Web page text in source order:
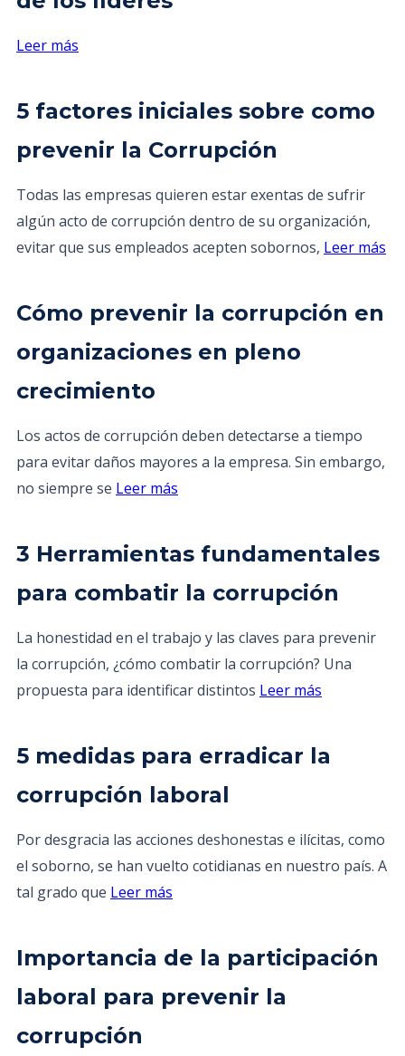
Leer más
5 factores iniciales sobre como
prevenir la Corrupción
Todas las empresas quieren estar exentas de sufrir
algún acto de corrupción dentro de su organización,
evitar que sus empleados acepten sobornos, Leer más
Cómo prevenir la corrupción en
organizaciones en pleno
crecimiento
Los actos de corrupción deben detectarse a tiempo
para evitar daños mayores a la empresa. Sin embargo,
no siempre se Leer más
3 Herramientas fundamentales
para combatir la corrupción
La honestidad en el trabajo y las claves para prevenir
la corrupción, ¿cómo combatir la corrupción? Una
propuesta para identificar distintos Leer más
5 medidas para erradicar la
corrupción laboral
Por desgracia las acciones deshonestas e ilícitas, como
el soborno, se han vuelto cotidianas en nuestro país. A
tal grado que Leer más
Importancia de la participación
laboral para prevenir la
corrupción